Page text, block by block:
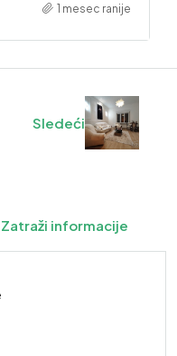
1 mesec ranije
Sledeći
Zatraži informacije